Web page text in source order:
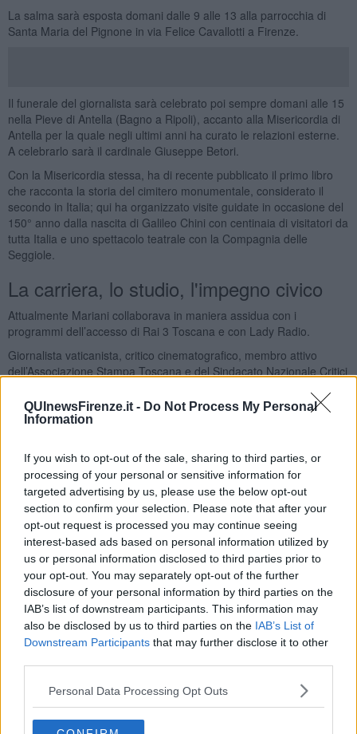
QUInewsFirenze.it - Do Not Process My Personal
Information
If you wish to opt-out of the sale, sharing to third parties, or
processing of your personal or sensitive information for
targeted advertising by us, please use the below opt-out
section to confirm your selection. Please note that after your
opt-out request is processed you may continue seeing
interest-based ads based on personal information utilized by
us or personal information disclosed to third parties prior to
your opt-out. You may separately opt-out of the further
disclosure of your personal information by third parties on the
IAB’s list of downstream participants. This information may
also be disclosed by us to third parties on the IAB’s List of
Downstream Participants that may further disclose it to other
Personal Data Processing Opt Outs
La salma sarà esposta domani dalle 9 alle 13 alla parrocchia di
Santa Maria del Pignone in via Felice Cavallotti a Firenze.
Il funerale del giornalista sarà celebrato poi sempre domani alle 15
nella Pieve di Antella (Bagno a Ripoli), accanto alla Misericordia di
Antella per la quale negli ultimi anni ha curato le relazioni esterne.
A celebrarlo sarà il cardinale Giuseppe Betori.
Con la Misericordia stessa, ha di recente pubblicato il primo libro
che racconta la storia del cimitero monumentale, considerato il
secondo in Italia; qui ha organizzato visite guidate in occasione del
150° anno dalla nascita di Galileo Chini con centinaia di visitatori da
tutta Italia e uno spettacolo teatrale con la Compagnia delle
Seggiole.
La carriera, lo studio, l'impegno civico
Attualmente Mariani collaborava in maniera assidua con i
programmi dell’accesso di Rai 3 Toscana e con Lady Radio.
Giornalista vaticanista, critico cinematografico, membro attivo
dell’Associazione Stampa Toscana e del Sindacato Nazionale Critici
nazionale del Gus (gruppo uffici stampa) e dell’Ucsi (Unione
Cattolica Stampa italiana).
della Commissione toponomastica e lapidi del Comune di Firenze,
membro del Comitato di Gestione per il Comune di Firenze del
Campo Rom dell’Olmatello del Consiglio di Quartiere 5, ma anche
segretario provinciale fiorentino dell’Associazione Nazionale
Artiglieri d’Italia.
Tra gli ultimi incarichi, quello di ufficiale di stato civile per la
celebrazione di matrimoni in Palazzo Vecchio.
Da sempre è stato particolarmente attento alla storia di Firenze e ai
suoi avvenimenti più importanti, nonché ai grandi nomi del teatro
come Dory Cei e alle più importanti produzioni teatrali come
“L’Acqua cheta”.
stato direttore artistico del Festival nazionale del cinema, teatro e
televisione di Villa Basilica, presentando le serate di gala
dell’evento.